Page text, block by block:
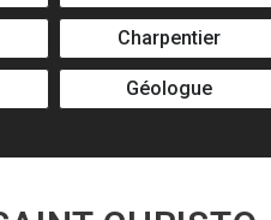
Charpentier
Géologue